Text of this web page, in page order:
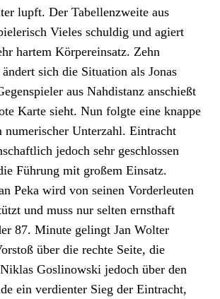
lupft. Der Tabellenzweite aus
Vieles schuldig und agiert
hartem Körpereinsatz. Zehn
sich die Situation als Jonas
aus Nahdistanz anschießt
Karte sieht. Nun folgte eine knappe
numerischer Unterzahl. Eintracht
jedoch sehr geschlossen
Führung mit großem Einsatz.
Peka wird von seinen Vorderleuten
und muss nur selten ernsthaft
87. Minute gelingt Jan Wolter
über die rechte Seite, die
Goslinowski jedoch über den
ein verdienter Sieg der Eintracht,